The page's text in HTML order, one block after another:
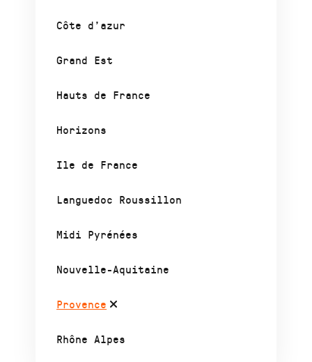
Côte d’azur
Grand Est
Hauts de France
Horizons
Ile de France
Languedoc Roussillon
Midi Pyrénées
Nouvelle-Aquitaine
Provence
Rhône Alpes